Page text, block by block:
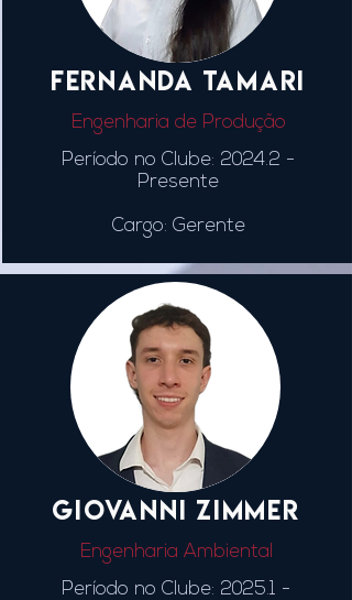
FERNANDA TAMARI
Engenharia de Produção
Período no Clube: 2024.2 -
Presente
Cargo: Gerente
GIOVANNI ZIMMER
Engenharia Ambiental
Período no Clube: 2025.1 -